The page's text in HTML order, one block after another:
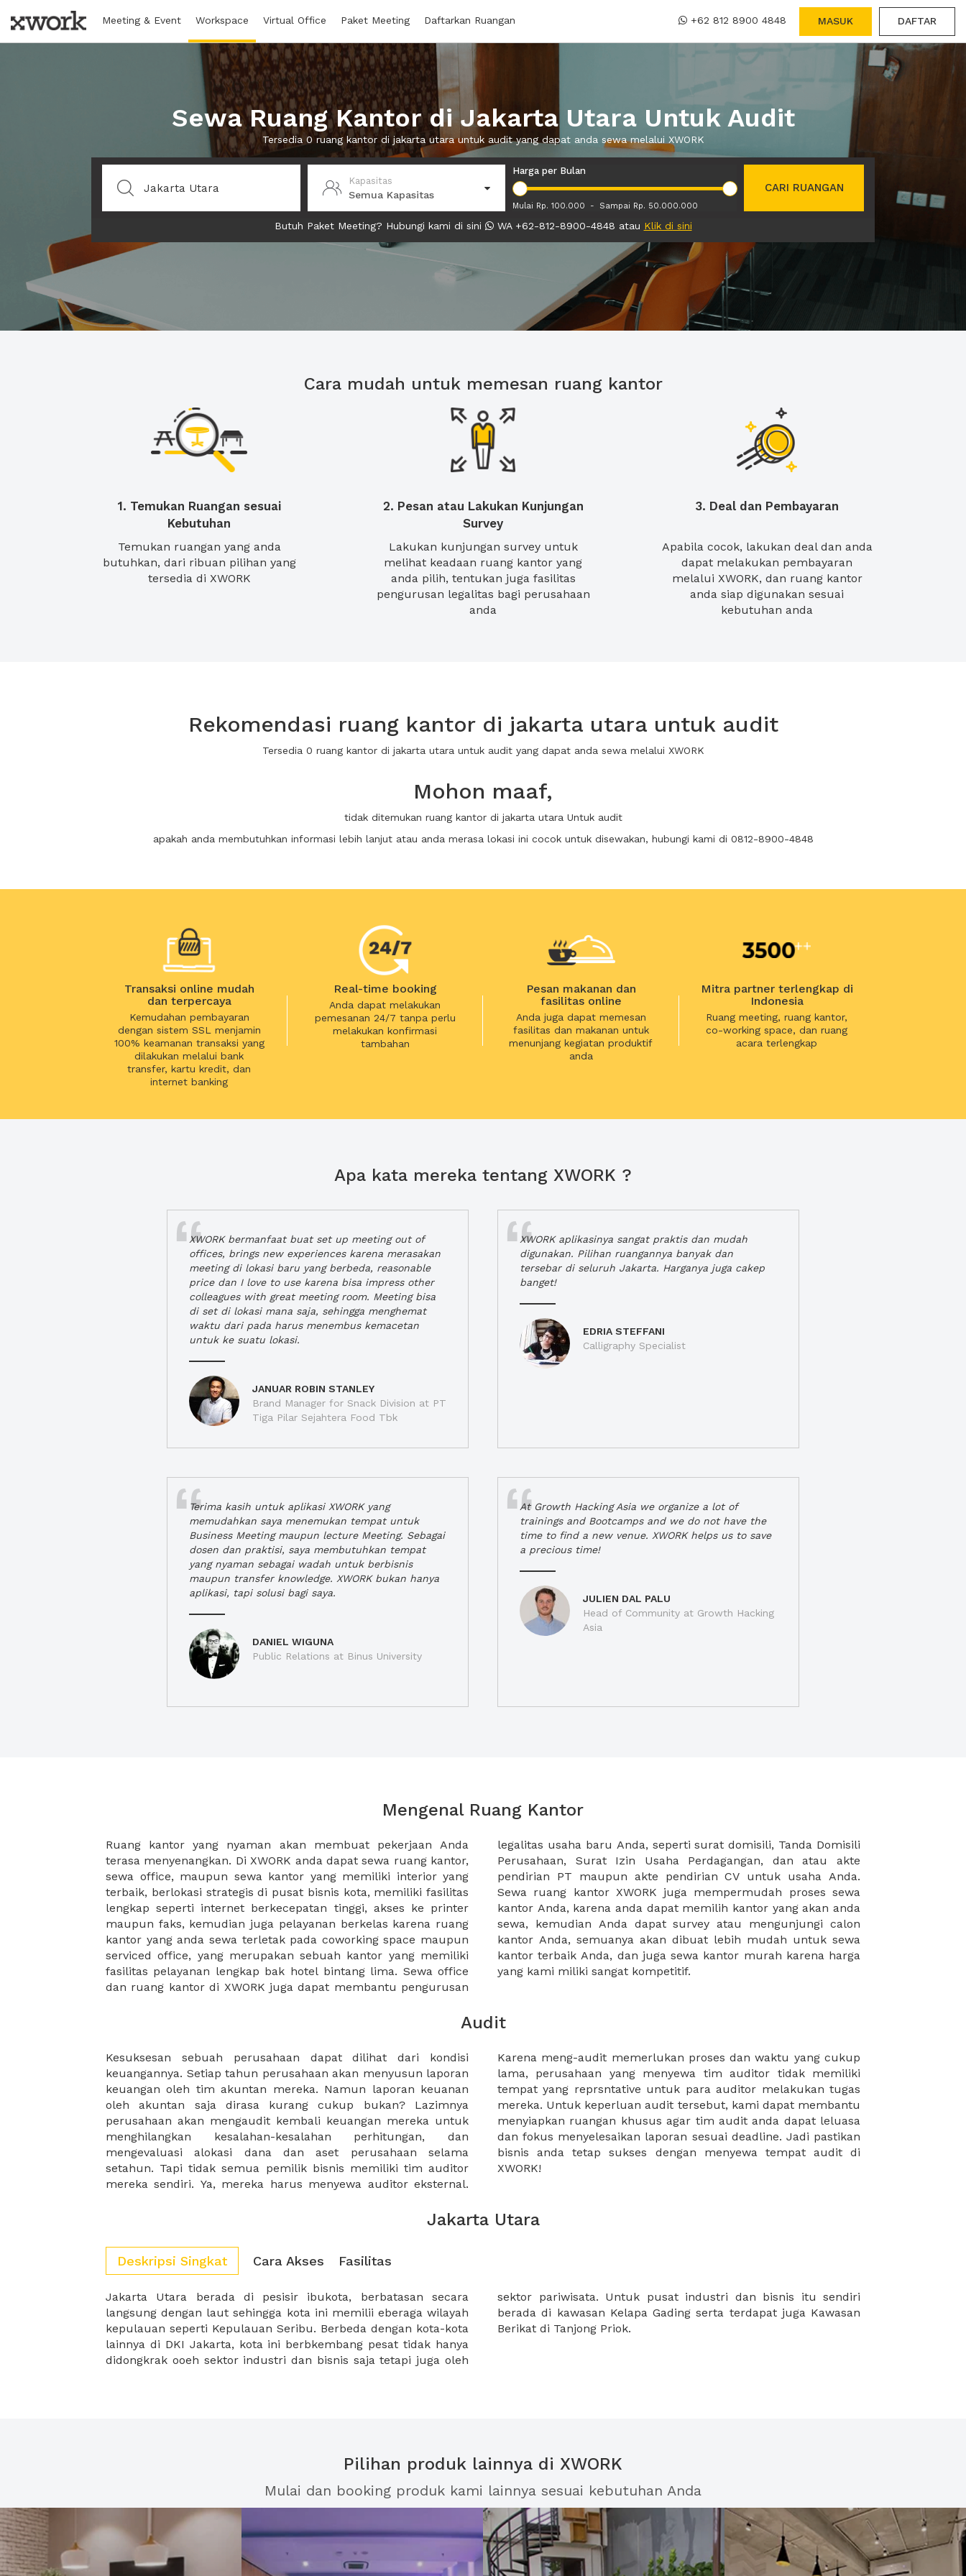
Meeting & Event Workspace Virtual Office Paket Meeting Daftarkan Ruangan +62 812 8900 4848 MASUK DAFTAR
Sewa Ruang Kantor di Jakarta Utara Untuk Audit
Tersedia 0 ruang kantor di jakarta utara untuk audit yang dapat anda sewa melalui XWORK
Kapasitas
Semua Kapasitas
Harga per Bulan
Mulai Rp. 100.000 - Sampai Rp. 50.000.000
CARI RUANGAN
Butuh Paket Meeting? Hubungi kami di sini WA +62-812-8900-4848 atau Klik di sini
Cara mudah untuk memesan ruang kantor
1. Temukan Ruangan sesuai
Kebutuhan
Temukan ruangan yang anda
butuhkan, dari ribuan pilihan yang
tersedia di XWORK
2. Pesan atau Lakukan Kunjungan
Survey
Lakukan kunjungan survey untuk
melihat keadaan ruang kantor yang
anda pilih, tentukan juga fasilitas
pengurusan legalitas bagi perusahaan
anda
3. Deal dan Pembayaran
Apabila cocok, lakukan deal dan anda
dapat melakukan pembayaran
melalui XWORK, dan ruang kantor
anda siap digunakan sesuai
kebutuhan anda
Rekomendasi ruang kantor di jakarta utara untuk audit
Tersedia 0 ruang kantor di jakarta utara untuk audit yang dapat anda sewa melalui XWORK
Mohon maaf,
tidak ditemukan ruang kantor di jakarta utara Untuk audit
apakah anda membutuhkan informasi lebih lanjut atau anda merasa lokasi ini cocok untuk disewakan, hubungi kami di 0812-8900-4848
Transaksi online mudah
dan terpercaya
Kemudahan pembayaran
dengan sistem SSL menjamin
100% keamanan transaksi yang
dilakukan melalui bank
transfer, kartu kredit, dan
internet banking
Real-time booking
Anda dapat melakukan
pemesanan 24/7 tanpa perlu
melakukan konfirmasi
tambahan
Pesan makanan dan
fasilitas online
Anda juga dapat memesan
fasilitas dan makanan untuk
menunjang kegiatan produktif
anda
Mitra partner terlengkap di
Indonesia
Ruang meeting, ruang kantor,
co-working space, dan ruang
acara terlengkap
Apa kata mereka tentang XWORK ?
XWORK bermanfaat buat set up meeting out of
offices, brings new experiences karena merasakan
meeting di lokasi baru yang berbeda, reasonable
price dan I love to use karena bisa impress other
colleagues with great meeting room. Meeting bisa
di set di lokasi mana saja, sehingga menghemat
waktu dari pada harus menembus kemacetan
untuk ke suatu lokasi.
JANUAR ROBIN STANLEY
Brand Manager for Snack Division at PT
Tiga Pilar Sejahtera Food Tbk
XWORK aplikasinya sangat praktis dan mudah
digunakan. Pilihan ruangannya banyak dan
tersebar di seluruh Jakarta. Harganya juga cakep
banget!
EDRIA STEFFANI
Calligraphy Specialist
Terima kasih untuk aplikasi XWORK yang
memudahkan saya menemukan tempat untuk
Business Meeting maupun lecture Meeting. Sebagai
dosen dan praktisi, saya membutuhkan tempat
yang nyaman sebagai wadah untuk berbisnis
maupun transfer knowledge. XWORK bukan hanya
aplikasi, tapi solusi bagi saya.
DANIEL WIGUNA
Public Relations at Binus University
At Growth Hacking Asia we organize a lot of
trainings and Bootcamps and we do not have the
time to find a new venue. XWORK helps us to save
a precious time!
JULIEN DAL PALU
Head of Community at Growth Hacking
Asia
Mengenal Ruang Kantor
Ruang kantor yang nyaman akan membuat pekerjaan Anda
terasa menyenangkan. Di XWORK anda dapat sewa ruang kantor,
sewa office, maupun sewa kantor yang memiliki interior yang
terbaik, berlokasi strategis di pusat bisnis kota, memiliki fasilitas
lengkap seperti internet berkecepatan tinggi, akses ke printer
maupun faks, kemudian juga pelayanan berkelas karena ruang
kantor yang anda sewa terletak pada coworking space maupun
serviced office, yang merupakan sebuah kantor yang memiliki
fasilitas pelayanan lengkap bak hotel bintang lima. Sewa office
dan ruang kantor di XWORK juga dapat membantu pengurusan
legalitas usaha baru Anda, seperti surat domisili, Tanda Domisili
Perusahaan, Surat Izin Usaha Perdagangan, dan atau akte
pendirian PT maupun akte pendirian CV untuk usaha Anda.
Sewa ruang kantor XWORK juga mempermudah proses sewa
kantor Anda, karena anda dapat memilih kantor yang akan anda
sewa, kemudian Anda dapat survey atau mengunjungi calon
kantor Anda, semuanya akan dibuat lebih mudah untuk sewa
kantor terbaik Anda, dan juga sewa kantor murah karena harga
yang kami miliki sangat kompetitif.
Audit
Kesuksesan sebuah perusahaan dapat dilihat dari kondisi
keuangannya. Setiap tahun perusahaan akan menyusun laporan
keuangan oleh tim akuntan mereka. Namun laporan keuanan
oleh akuntan saja dirasa kurang cukup bukan? Lazimnya
perusahaan akan mengaudit kembali keuangan mereka untuk
menghilangkan kesalahan-kesalahan perhitungan, dan
mengevaluasi alokasi dana dan aset perusahaan selama
setahun. Tapi tidak semua pemilik bisnis memiliki tim auditor
mereka sendiri. Ya, mereka harus menyewa auditor eksternal.
Karena meng-audit memerlukan proses dan waktu yang cukup
lama, perusahaan yang menyewa tim auditor tidak memiliki
tempat yang reprsntative untuk para auditor melakukan tugas
mereka. Untuk keperluan audit tersebut, kami dapat membantu
menyiapkan ruangan khusus agar tim audit anda dapat leluasa
dan fokus menyelesaikan laporan sesuai deadline. Jadi pastikan
bisnis anda tetap sukses dengan menyewa tempat audit di
XWORK!
Jakarta Utara
Deskripsi Singkat Cara Akses Fasilitas
Jakarta Utara berada di pesisir ibukota, berbatasan secara
langsung dengan laut sehingga kota ini memilii eberaga wilayah
kepulauan seperti Kepulauan Seribu. Berbeda dengan kota-kota
lainnya di DKI Jakarta, kota ini berbkembang pesat tidak hanya
didongkrak ooeh sektor industri dan bisnis saja tetapi juga oleh
sektor pariwisata. Untuk pusat industri dan bisnis itu sendiri
berada di kawasan Kelapa Gading serta terdapat juga Kawasan
Berikat di Tanjong Priok.
Pilihan produk lainnya di XWORK
Mulai dan booking produk kami lainnya sesuai kebutuhan Anda